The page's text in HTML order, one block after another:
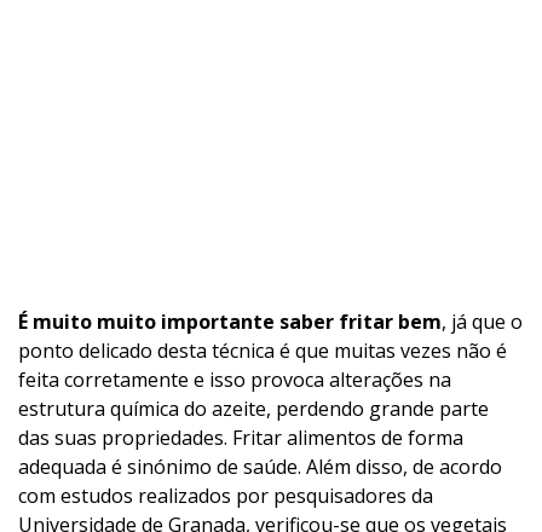
É muito muito importante saber fritar bem, já que o
ponto delicado desta técnica é que muitas vezes não é
feita corretamente e isso provoca alterações na
estrutura química do azeite, perdendo grande parte
das suas propriedades. Fritar alimentos de forma
adequada é sinónimo de saúde. Além disso, de acordo
com estudos realizados por pesquisadores da
Universidade de Granada, verificou-se que os vegetais